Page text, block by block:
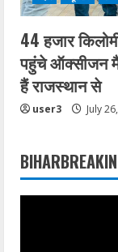
44 हजार
पहुंचे ऑक्सीजन
हैं राजस्थान से
user3 July